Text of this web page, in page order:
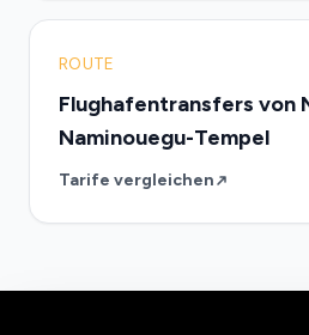
ROUTE
Flughafentransfers von
Naminouegu-Tempel
Tarife vergleichen